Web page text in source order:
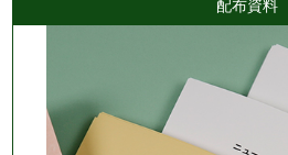
配布資料